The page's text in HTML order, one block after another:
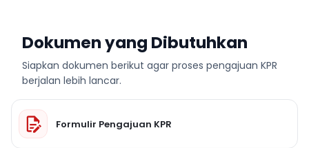
Dokumen yang Dibutuhkan
Siapkan dokumen berikut agar proses pengajuan KPR
berjalan lebih lancar.
Formulir Pengajuan KPR